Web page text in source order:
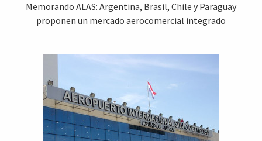
Memorando ALAS: Argentina, Brasil, Chile y Paraguay
proponen un mercado aerocomercial integrado